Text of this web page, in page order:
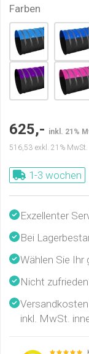
Farben
625,- inkl. 21%
516,53 exkl. 21% MwSt.
1-3 wochen
Exzellenter
Bei
Wählen Sie
Nicht
inkl. MwSt.